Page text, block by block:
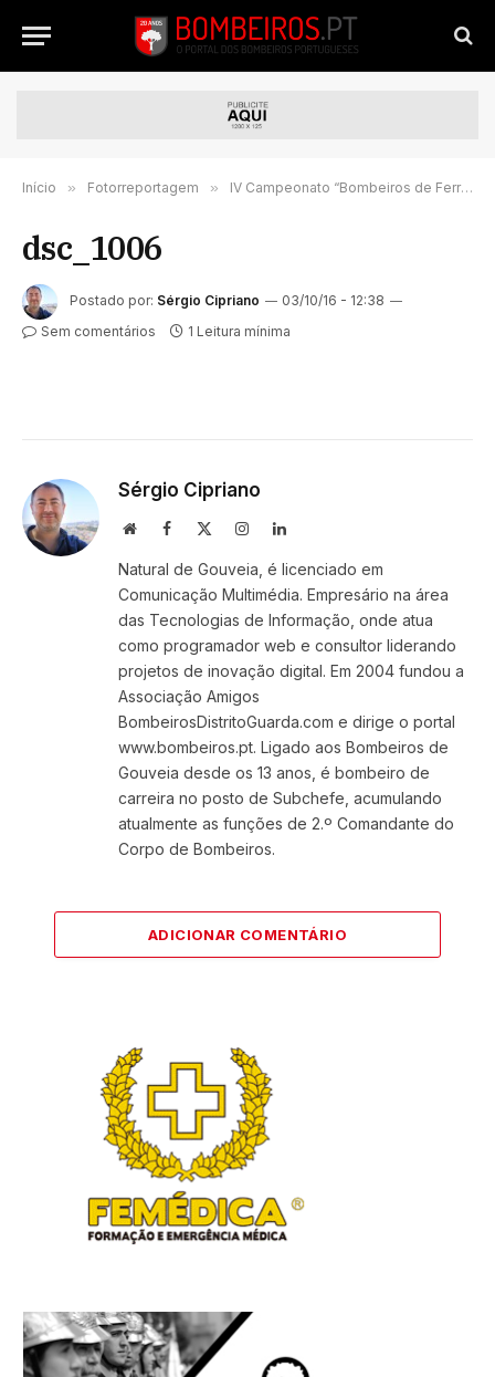
Início » Fotorreportagem » IV Campeonato “Bombeiros de Ferro – Portugal 2016” decorreu no Porto este fim-de-semana
dsc_1006
Postado por: Sérgio Cipriano
03/10/16 - 12:38
Sem comentários
1 Leitura mínima
Sérgio Cipriano
WebsiteFacebook InstagramLinkedIn
Natural de Gouveia, é licenciado em
Comunicação Multimédia. Empresário na área
das Tecnologias de Informação, onde atua
como programador web e consultor liderando
projetos de inovação digital. Em 2004 fundou a
Associação Amigos
BombeirosDistritoGuarda.com e dirige o portal
www.bombeiros.pt. Ligado aos Bombeiros de
Gouveia desde os 13 anos, é bombeiro de
carreira no posto de Subchefe, acumulando
atualmente as funções de 2.º Comandante do
Corpo de Bombeiros.
ADICIONAR COMENTÁRIO